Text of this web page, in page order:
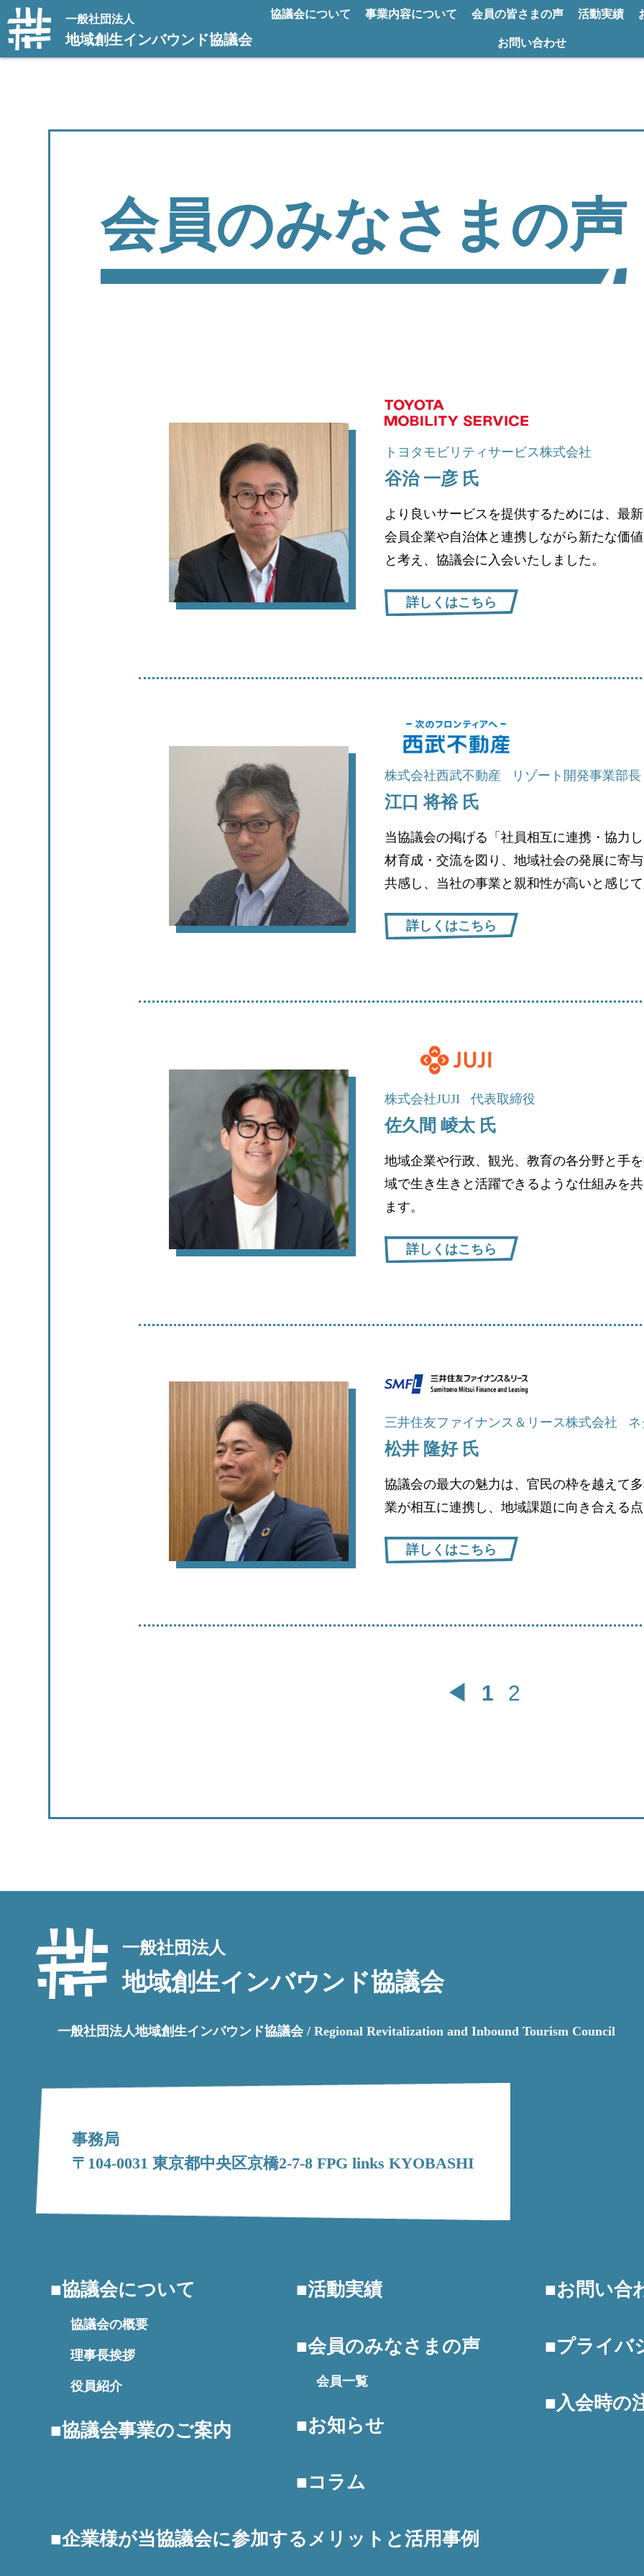
一般社団法人
地域創生インバウンド協議会
協議会について 事業内容について 会員の皆さまの声 活動実績
お問い合わせ
会員のみなさまの声
トヨタモビリティサービス株式会社
谷治 一彦 氏
より良いサービスを提供するためには、最
会員企業や自治体と連携しながら新たな価
と考え、協議会に入会いたしました。
詳しくはこちら
株式会社西武不動産 リゾート開発事業部長
江口 将裕 氏
当協議会の掲げる「社員相互に連携・協力
材育成・交流を図り、地域社会の発展に寄
共感し、当社の事業と親和性が高いと感じて
詳しくはこちら
株式会社JUJI 代表取締役
佐久間 崚太 氏
地域企業や行政、観光、教育の各分野と手
域で生き生きと活躍できるような仕組みを
ます。
詳しくはこちら
三井住友ファイナンス＆リース株式会社
松井 隆好 氏
協議会の最大の魅力は、官民の枠を越えて
業が相互に連携し、地域課題に向き合える点
詳しくはこちら
投稿の
◀︎ 1 2
一般社団法人
地域創生インバウンド協議会
一般社団法人地域創生インバウンド協議会 / Regional Revitalization and Inbound Tourism Council
事務局
〒104-0031 東京都中央区京橋2-7-8 FPG links KYOBASHI
協議会について
協議会の概要
理事長挨拶
役員紹介
協議会事業のご案内
活動実績
会員のみなさまの声
会員一覧
お知らせ
コラム
お問い合
プライバ
入会時の
企業様が当協議会に参加するメリットと活用事例